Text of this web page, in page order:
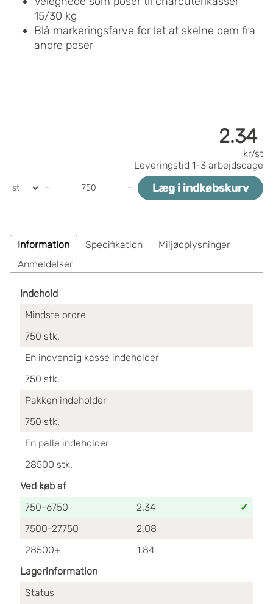
15/30 kg
Blå markeringsfarve for let at skelne dem fra
andre poser
2.34
kr/st
Leveringstid 1-3 arbejdsdage
- + Læg i indkøbskurv
Information Specifikation
Miljøoplysninger
Anmeldelser
Indehold
Mindste ordre
750 stk.
En indvendig kasse indeholder
750 stk.
Pakken indeholder
750 stk.
En palle indeholder
28500 stk.
Ved køb af
750-6750
2.34
7500-27750
2.08
28500+
1.84
Lagerinformation
Status